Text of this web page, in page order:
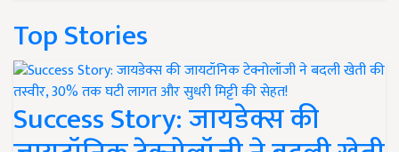
Top Stories
Success Story: जायडेक्स की